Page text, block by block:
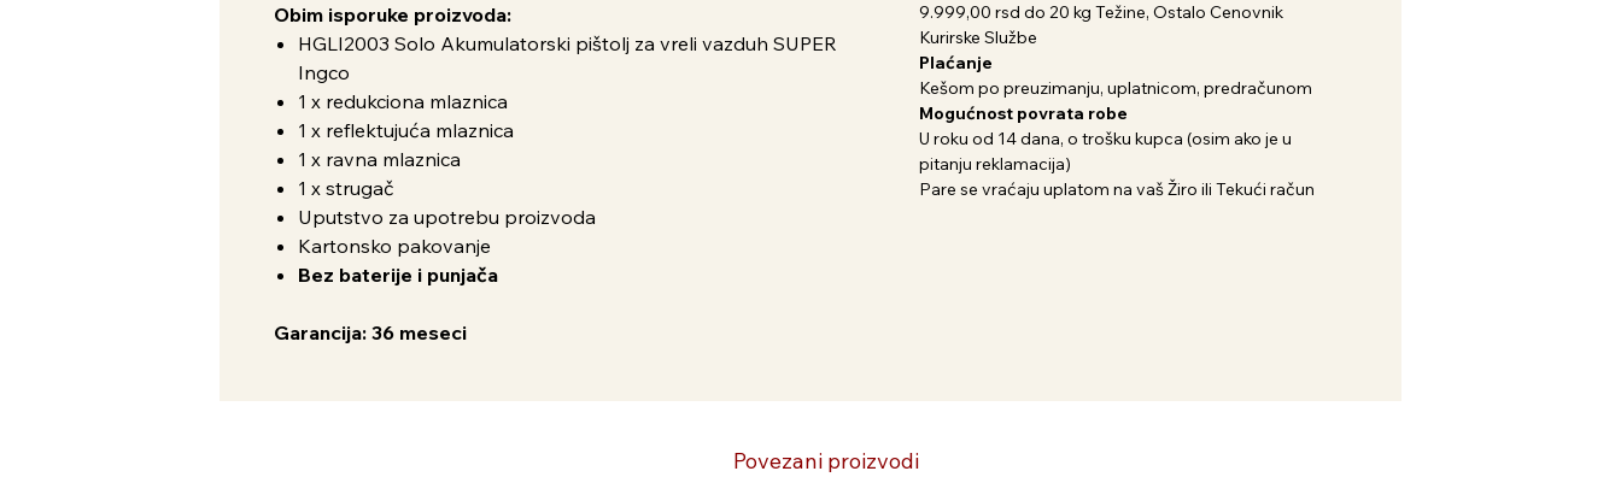
Obim isporuke proizvoda:
HGLI2003 Solo Akumulatorski pištolj za vreli vazduh SUPER
Ingco
1 x redukciona mlaznica
1 x reflektujuća mlaznica
1 x ravna mlaznica
1 x strugač
Uputstvo za upotrebu proizvoda
Kartonsko pakovanje
Bez baterije i punjača
Garancija: 36 meseci
9.999,00 rsd do 20 kg Težine, Ostalo Cenovnik
Kurirske Službe
Plaćanje
Kešom po preuzimanju, uplatnicom, predračunom
Mogućnost povrata robe
U roku od 14 dana, o trošku kupca (osim ako je u
pitanju reklamacija)
Pare se vraćaju uplatom na vaš Žiro ili Tekući račun
Povezani proizvodi